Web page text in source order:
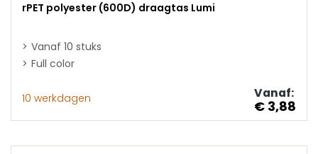
rPET polyester (600D) draagtas Lumi
Vanaf 10 stuks
Full color
10 werkdagen Vanaf:
€ 3,88